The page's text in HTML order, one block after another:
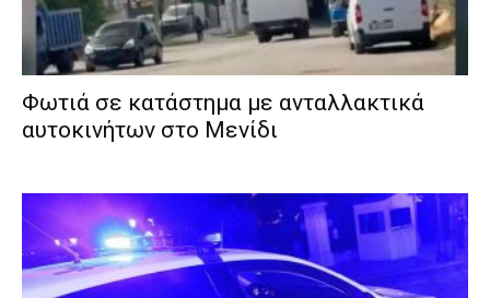
Φωτιά σε κατάστημα με ανταλλακτικά
αυτοκινήτων στο Μενίδι